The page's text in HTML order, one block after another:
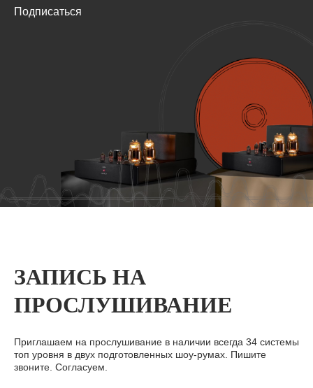
Подписаться
ЗАПИСЬ НА
ПРОСЛУШИВАНИЕ
Приглашаем на прослушивание в наличии всегда 34 системы
топ уровня в двух подготовленных шоу-румах. Пишите
звоните. Согласуем.